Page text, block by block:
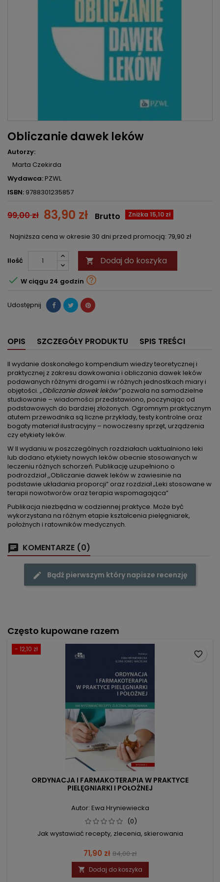
Obliczanie dawek leków
Autorzy:
Marta Czekirda
Wydawca:PZWL
ISBN: 9788301235857
99,00 zł 83,90 zł Zniżka 15,10 zł
Brutto
Najniższa cena w okresie 30 dni przed promocją: 79,90 zł
Ilość  Dodaj do koszyka
 W ciągu 24 godzin 
Udostępnij
OPIS SZCZEGÓŁY PRODUKTU SPIS TREŚCI
II wydanie doskonałego kompendium wiedzy teoretycznej i
praktycznej z zakresu dawkowania i obliczania dawek leków
podawanych różnymi drogami i w różnych jednostkach miary i
objętości. „Obliczanie dawek leków”pozwala na samodzielne
studiowanie – wiadomości przedstawiono, poczynając od
podstawowych do bardziej złożonych. Ogromnym praktycznym
atutem przewodnika są liczne przykłady, testy kontrolne oraz
bogaty materiał ilustracyjny – nowoczesny sprzęt, urządzenia
czy etykiety leków.
W II wydaniu w poszczególnych rozdziałach uaktualniono leki
lub dodano etykiety nowych leków obecnie stosowanych w
leczeniu różnych schorzeń. Publikację uzupełniono o
podrozdział ,,Obliczanie dawek leków w zawiesinie na
podstawie układania proporcji” oraz rozdział „Leki stosowane w
terapii nowotworów oraz terapia wspomagająca”
Publikacja niezbędna w codziennej praktyce. Może być
wykorzystana na różnym etapie kształcenia pielęgniarek,
położnych i ratowników medycznych.
KOMENTARZE (0)
Bądź pierwszym który napisze recenzję
Często kupowane razem
- 12,10 zł
ORDYNACJA I FARMAKOTERAPIA W PRAKTYCE
PIELĘGNIARKI I POŁOŻNEJ
Autor: Ewa Hryniewiecka
(0)
Jak wystawiać recepty, zlecenia, skierowania
Cena
71,90 zł Cena
podstawowa
84,00 zł
 Dodaj do koszyka
favorite_border